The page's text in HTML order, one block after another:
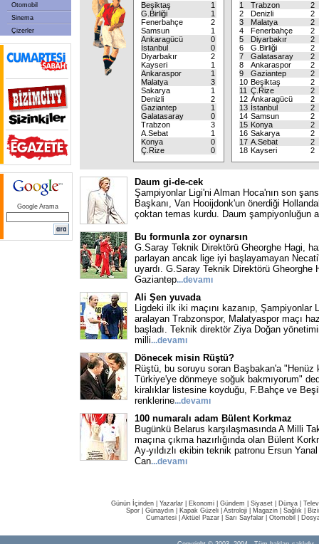
Otomobil
Sinema
Çizerler
Google Arama
Beşiktaş
1
G.Birliği
1
Fenerbahçe
2
Samsun
1
Ankaragücü
0
İstanbul
0
Diyarbakır
2
Kayseri
1
Ankaraspor
1
Malatya
3
Sakarya
1
Denizli
2
Gaziantep
1
Galatasaray
0
Trabzon
3
A.Sebat
1
Konya
0
Ç.Rize
0
1 Trabzon
2
2
Denizli
2
3
Malatya
2
4
Fenerbahçe
2
5
Diyarbakır
2
6
G.Birliği
2
7
Galatasaray
2
8
Ankaraspor
2
9
Gaziantep
2
10 Beşiktaş
2
11 Ç.Rize
2
12 Ankaragücü
2
13 İstanbul
2
14 Samsun
2
15 Konya
2
16 Sakarya
2
17 A.Sebat
2
18 Kayseri 2
Daum gi-de-cek
Şampiyonlar Ligi'ni Alman Hoca'nın son
Başkanı, Van Hooijdonk'un önerdiği
çoktan temas kurdu. Daum şampiyonluğun
Bu formunla zor oynarsın
G.Saray Teknik Direktörü Gheorghe Hagi,
parlayan ancak lige iyi başlayamayan
uyardı. G.Saray Teknik Direktörü Gheorghe
Gaziantep...devamı
Ali Şen yuvada
Ligdeki ilk iki maçını kazanıp, Şampiyonlar
aralayan Trabzonspor, Malatyaspor maçı
başladı. Teknik direktör Ziya Doğan
milli...devamı
Dönecek misin Rüştü?
Rüştü, bu soruyu soran Başbakan'a "Henüz
Türkiye'ye dönmeye soğuk bakmıyorum"
kiralıklar listesine koyduğu, F.Bahçe ve
renklerine...devamı
100 numaralı adam Bülent Korkmaz
Bugünkü Belarus karşılaşmasında A Milli
maçına çıkma hazırlığında olan Bülent
Ay-yıldızlı ekibin teknik patronu Ersun
Can...devamı
Günün İçinden Yazarlar Ekonomi Gündem Siyaset Dünya |
Spor
Günaydın Kapak Güzeli Astroloji Magazin Sağlık
Cumartesi| Aktüel Pazar| Sarı Sayfalar| Otomobil